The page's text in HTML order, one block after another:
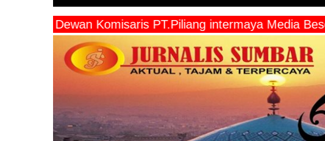
" Dewan Komisaris PT.Piliang intermaya Media